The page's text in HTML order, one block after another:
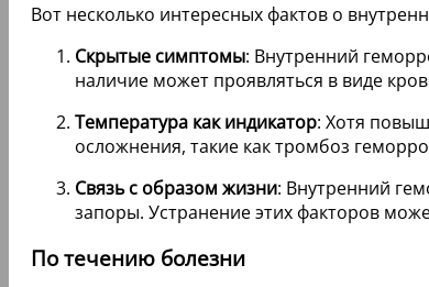
Вот несколько интересных фактов о
Скрытые симптомы: Внутренний
наличие может проявляться в виде
Температура как индикатор: Хотя
осложнения, такие как тромбоз
Связь с образом жизни: Внутренний
запоры. Устранение этих факторов
По течению болезни